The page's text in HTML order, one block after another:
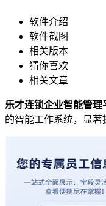
软件介绍
软件截图
相关版本
猜你喜欢
相关文章
乐才连锁企业智能管理
的智能工作系统，显著